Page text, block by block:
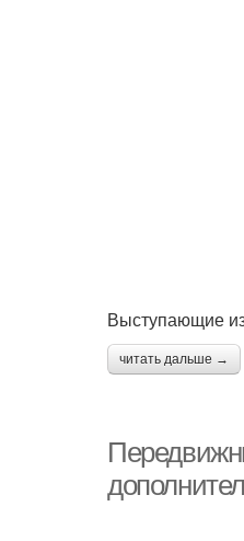
Выступающие
читать дальше →